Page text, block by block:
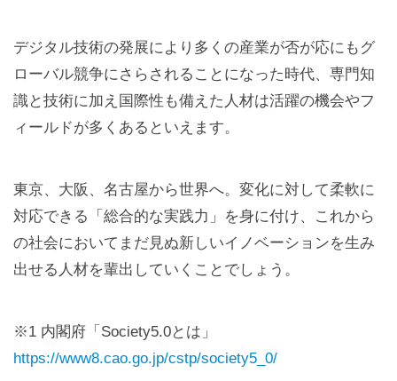
デジタル技術の発展により多くの産業が否が応にもグ
ローバル競争にさらされることになった時代、専門知
識と技術に加え国際性も備えた人材は活躍の機会やフ
ィールドが多くあるといえます。
東京、大阪、名古屋から世界へ。変化に対して柔軟に
対応できる「総合的な実践力」を身に付け、これから
の社会においてまだ見ぬ新しいイノベーションを生み
出せる人材を輩出していくことでしょう。
※1 内閣府「Society5.0とは」
https://www8.cao.go.jp/cstp/society5_0/